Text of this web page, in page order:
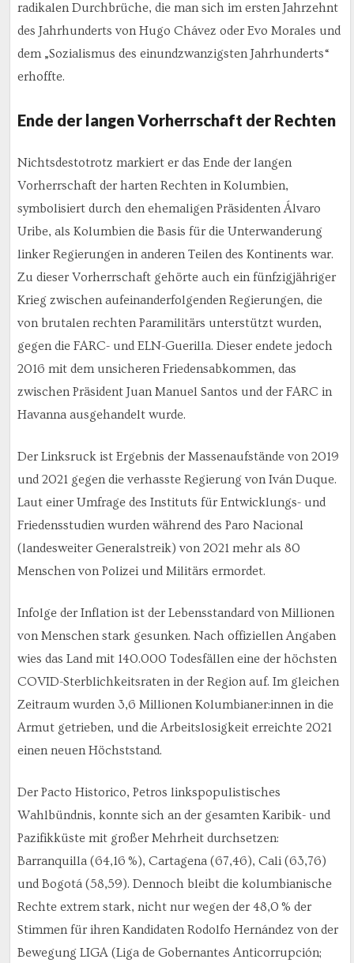
radikalen Durchbrüche, die man sich im ersten Jahrzehnt
des Jahrhunderts von Hugo Chávez oder Evo Morales und
dem „Sozialismus des einundzwanzigsten Jahrhunderts“
erhoffte.
Ende der langen Vorherrschaft der Rechten
Nichtsdestotrotz markiert er das Ende der langen
Vorherrschaft der harten Rechten in Kolumbien,
symbolisiert durch den ehemaligen Präsidenten Álvaro
Uribe, als Kolumbien die Basis für die Unterwanderung
linker Regierungen in anderen Teilen des Kontinents war.
Zu dieser Vorherrschaft gehörte auch ein fünfzigjähriger
Krieg zwischen aufeinanderfolgenden Regierungen, die
von brutalen rechten Paramilitärs unterstützt wurden,
gegen die FARC- und ELN-Guerilla. Dieser endete jedoch
2016 mit dem unsicheren Friedensabkommen, das
zwischen Präsident Juan Manuel Santos und der FARC in
Havanna ausgehandelt wurde.
Der Linksruck ist Ergebnis der Massenaufstände von 2019
und 2021 gegen die verhasste Regierung von Iván Duque.
Laut einer Umfrage des Instituts für Entwicklungs- und
Friedensstudien wurden während des Paro Nacional
(landesweiter Generalstreik) von 2021 mehr als 80
Menschen von Polizei und Militärs ermordet.
Infolge der Inflation ist der Lebensstandard von Millionen
von Menschen stark gesunken. Nach offiziellen Angaben
wies das Land mit 140.000 Todesfällen eine der höchsten
COVID-Sterblichkeitsraten in der Region auf. Im gleichen
Zeitraum wurden 3,6 Millionen Kolumbianer:innen in die
Armut getrieben, und die Arbeitslosigkeit erreichte 2021
einen neuen Höchststand.
Der Pacto Historico, Petros linkspopulistisches
Wahlbündnis, konnte sich an der gesamten Karibik- und
Pazifikküste mit großer Mehrheit durchsetzen:
Barranquilla (64,16 %), Cartagena (67,46), Cali (63,76)
und Bogotá (58,59). Dennoch bleibt die kolumbianische
Rechte extrem stark, nicht nur wegen der 48,0 % der
Stimmen für ihren Kandidaten Rodolfo Hernández von der
Bewegung LIGA (Liga de Gobernantes Anticorrupción;